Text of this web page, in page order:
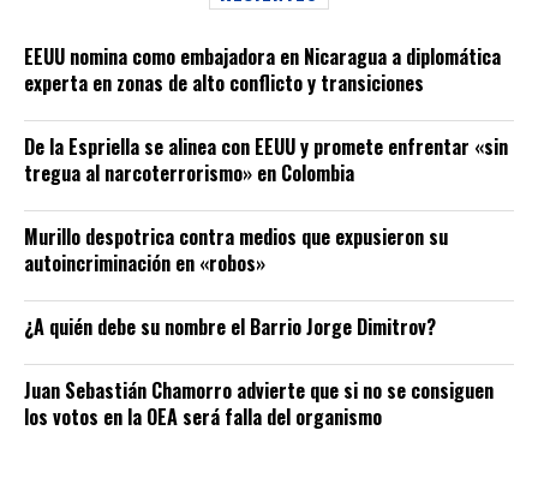
EEUU nomina como embajadora en Nicaragua a diplomática
experta en zonas de alto conflicto y transiciones
De la Espriella se alinea con EEUU y promete enfrentar «sin
tregua al narcoterrorismo» en Colombia
Murillo despotrica contra medios que expusieron su
autoincriminación en «robos»
¿A quién debe su nombre el Barrio Jorge Dimitrov?
Juan Sebastián Chamorro advierte que si no se consiguen
los votos en la OEA será falla del organismo